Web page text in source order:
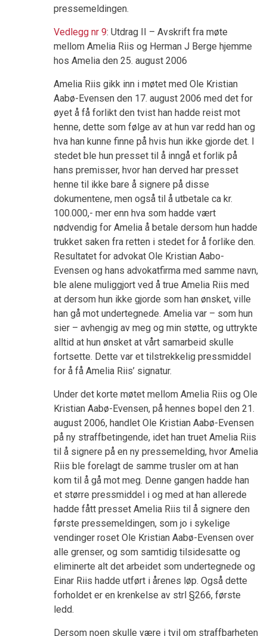
pressemeldingen.
Vedlegg nr 9: Utdrag II – Avskrift fra møte
mellom Amelia Riis og Herman J Berge hjemme
hos Amelia den 25. august 2006
Amelia Riis gikk inn i møtet med Ole Kristian
Aabø-Evensen den 17. august 2006 med det for
øyet å få forlikt den tvist han hadde reist mot
henne, dette som følge av at hun var redd han og
hva han kunne finne på hvis hun ikke gjorde det. I
stedet ble hun presset til å inngå et forlik på
hans premisser, hvor han derved har presset
henne til ikke bare å signere på disse
dokumentene, men også til å utbetale ca kr.
100.000,- mer enn hva som hadde vært
nødvendig for Amelia å betale dersom hun hadde
trukket saken fra retten i stedet for å forlike den.
Resultatet for advokat Ole Kristian Aabo-
Evensen og hans advokatfirma med samme navn,
ble alene muliggjort ved å true Amelia Riis med
at dersom hun ikke gjorde som han ønsket, ville
han gå mot undertegnede. Amelia var – som hun
sier – avhengig av meg og min støtte, og uttrykte
alltid at hun ønsket at vårt samarbeid skulle
fortsette. Dette var et tilstrekkelig pressmiddel
for å få Amelia Riis’ signatur.
Under det korte møtet mellom Amelia Riis og Ole
Kristian Aabø-Evensen, på hennes bopel den 21.
august 2006, handlet Ole Kristian Aabø-Evensen
på ny straffbetingende, idet han truet Amelia Riis
til å signere på en ny pressemelding, hvor Amelia
Riis ble forelagt de samme trusler om at han
kom til å gå mot meg. Denne gangen hadde han
et større pressmiddel i og med at han allerede
hadde fått presset Amelia Riis til å signere den
første pressemeldingen, som jo i sykelige
vendinger roset Ole Kristian Aabø-Evensen over
alle grenser, og som samtidig tilsidesatte og
eliminerte alt det arbeidet som undertegnede og
Einar Riis hadde utført i årenes løp. Også dette
forholdet er en krenkelse av strl §266, første
ledd.
Dersom noen skulle være i tvil om straffbarheten